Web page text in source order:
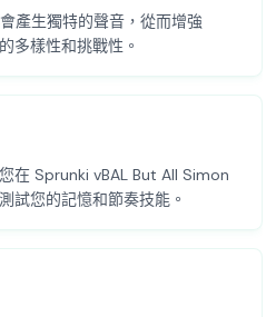
產生獨特的聲音，從而增強
多樣性和挑戰性。
在 Sprunki vBAL But All Simon
試您的記憶和節奏技能。